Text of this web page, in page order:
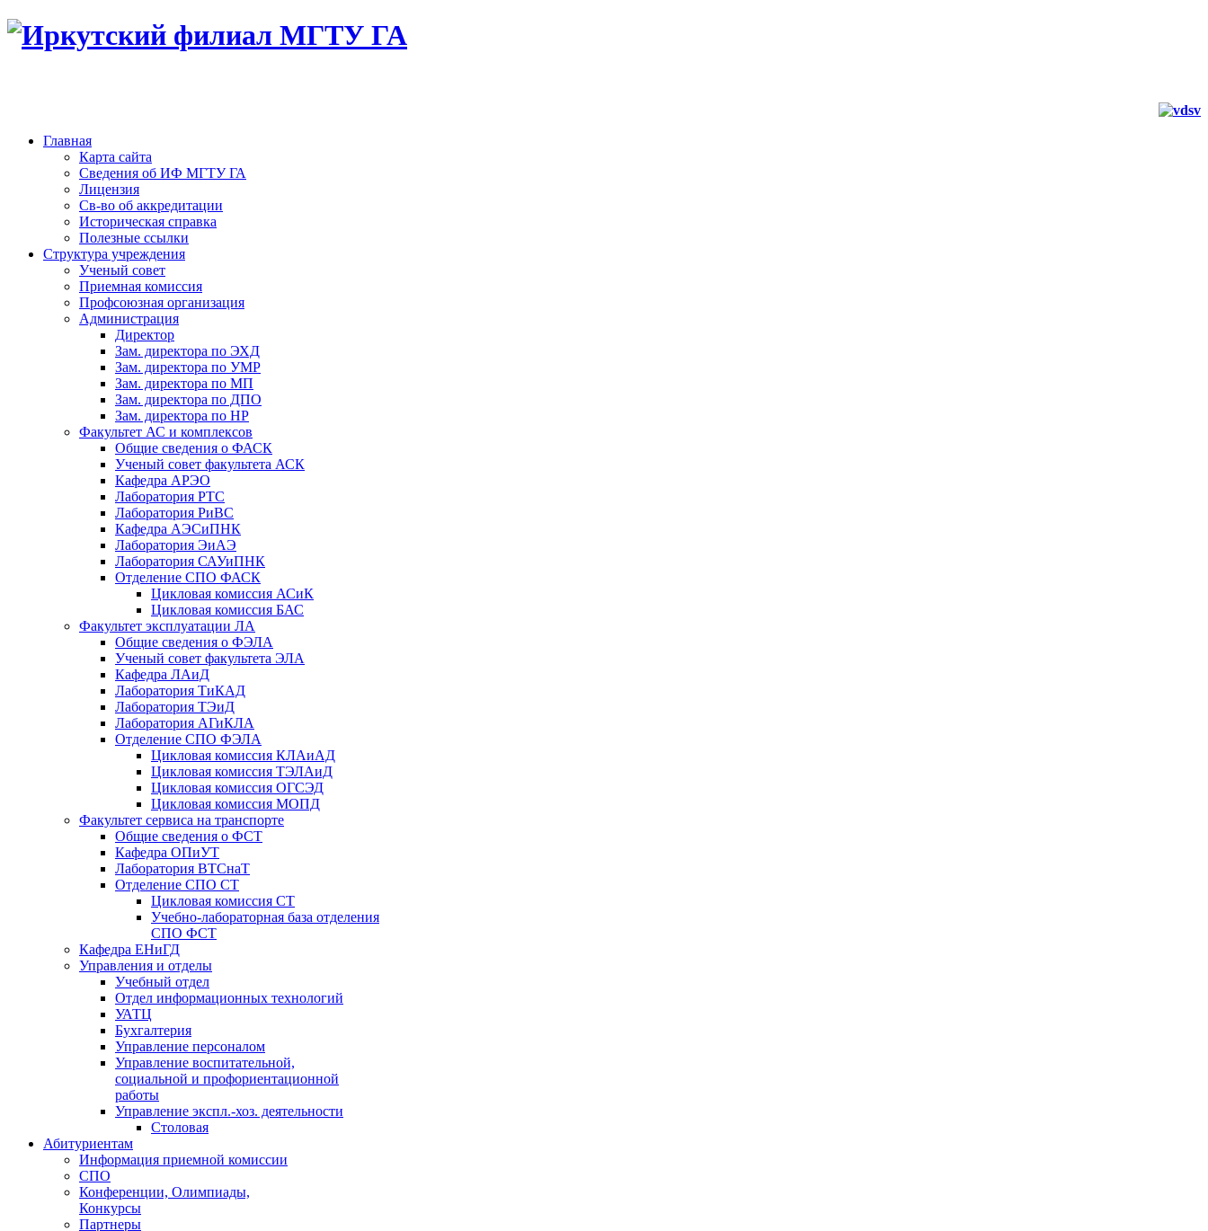
Главная
Карта сайта
Сведения об ИФ МГТУ ГА
Лицензия
Св-во об аккредитации
Историческая справка
Полезные ссылки
Структура учреждения
Ученый совет
Приемная комиссия
Профсоюзная организация
Администрация
Директор
Зам. директора по ЭХД
Зам. директора по УМР
Зам. директора по МП
Зам. директора по ДПО
Зам. директора по НР
Факультет АС и комплексов
Общие сведения о ФАСК
Ученый совет факультета АСК
Кафедра АРЭО
Лаборатория РТС
Лаборатория РиВС
Кафедра АЭСиПНК
Лаборатория ЭиАЭ
Лаборатория САУиПНК
Отделение СПО ФАСК
Цикловая комиссия АСиК
Цикловая комиссия БАС
Факультет эксплуатации ЛА
Общие сведения о ФЭЛА
Ученый совет факультета ЭЛА
Кафедра ЛАиД
Лаборатория ТиКАД
Лаборатория ТЭиД
Лаборатория АГиКЛА
Отделение СПО ФЭЛА
Цикловая комиссия КЛАиАД
Цикловая комиссия ТЭЛАиД
Цикловая комиссия ОГСЭД
Цикловая комиссия МОПД
Факультет сервиса на транспорте
Общие сведения о ФСТ
Кафедра ОПиУТ
Лаборатория ВТСнаТ
Отделение СПО СТ
Цикловая комиссия СТ
Учебно-лабораторная база отделения
СПО ФСТ
Кафедра ЕНиГД
Управления и отделы
Учебный отдел
Отдел информационных технологий
УАТЦ
Бухгалтерия
Управление персоналом
Управление воспитательной,
социальной и профориентационной
работы
Управление экспл.-хоз. деятельности
Столовая
Абитуриентам
Информация приемной комиссии
СПО
Конференции, Олимпиады,
Конкурсы
Партнеры